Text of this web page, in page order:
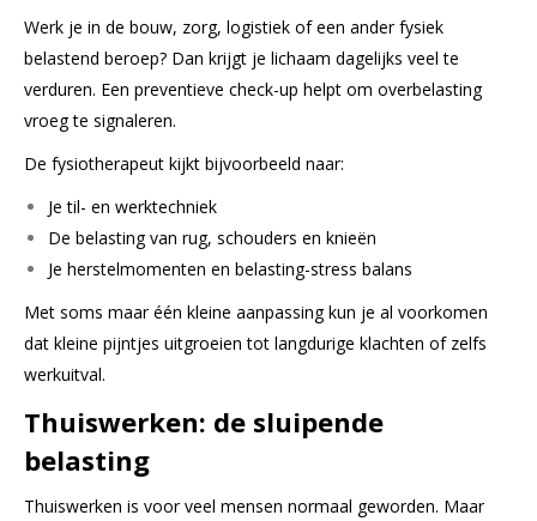
Werk je in de bouw, zorg, logistiek of een ander fysiek
belastend beroep? Dan krijgt je lichaam dagelijks veel te
verduren. Een preventieve check-up helpt om overbelasting
vroeg te signaleren.
De fysiotherapeut kijkt bijvoorbeeld naar:
Je til- en werktechniek
De belasting van rug, schouders en knieën
Je herstelmomenten en belasting-stress balans
Met soms maar één kleine aanpassing kun je al voorkomen
dat kleine pijntjes uitgroeien tot langdurige klachten of zelfs
werkuitval.
Thuiswerken: de sluipende
belasting
Thuiswerken is voor veel mensen normaal geworden. Maar